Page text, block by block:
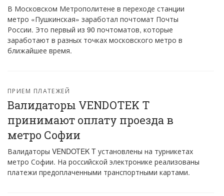
В Московском Метрополитене в переходе станции
метро «Пушкинская» заработал почтомат Почты
России. Это первый из 90 почтоматов, которые
заработают в разных точках московского метро в
ближайшее время.
ПРИЕМ ПЛАТЕЖЕЙ
Валидаторы VENDOTEK T
принимают оплату проезда в
метро Софии
Валидаторы VENDOTEK T установлены на турникетах
метро Софии. На российской электронике реализованы
платежи предоплаченными транспортными картами.